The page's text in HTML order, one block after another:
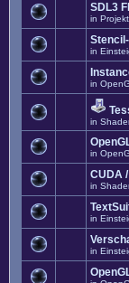
SDL3
in
in
in
in
in
CUDA
in
in
in